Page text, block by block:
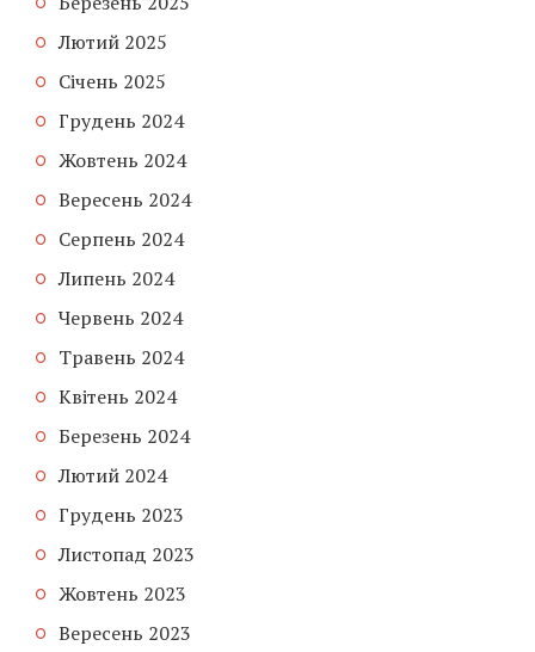
Лютий 2025
Січень 2025
Грудень 2024
Жовтень 2024
Вересень 2024
Серпень 2024
Липень 2024
Червень 2024
Травень 2024
Квітень 2024
Березень 2024
Лютий 2024
Грудень 2023
Листопад 2023
Жовтень 2023
Вересень 2023